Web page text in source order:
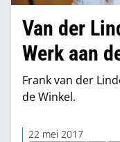
Van der
Werk aan
Frank van der
de Winkel.
22 mei 2017